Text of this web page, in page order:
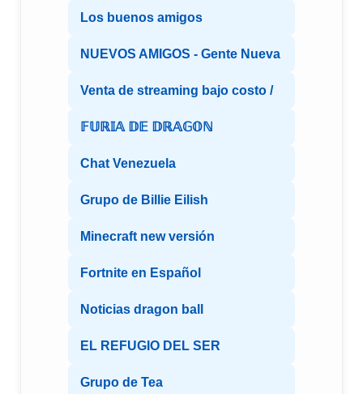
Los buenos amigos
NUEVOS AMIGOS - Gente Nueva
Venta de streaming bajo costo /
𝔽𝕌ℝ𝕀𝔸 𝔻𝔼 𝔻ℝ𝔸𝔾𝕆ℕ
Chat Venezuela
Grupo de Billie Eilish
Minecraft new versión
Fortnite en Español
Noticias dragon ball
EL REFUGIO DEL SER
Grupo de Tea